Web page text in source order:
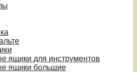
ящики для инструментов
ящики большие